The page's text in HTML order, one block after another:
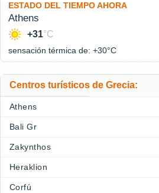
ESTADO DEL TIEMPO AHORA
Athens
+31°C
sensación térmica de: +30°C
Centros turísticos de Grecia:
Athens
Bali Gr
Zakynthos
Heraklion
Corfú